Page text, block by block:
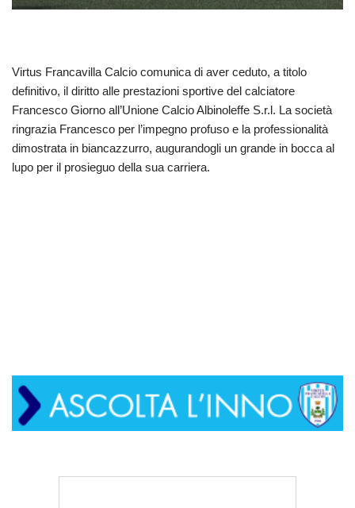
Virtus Francavilla Calcio comunica di aver ceduto, a titolo
definitivo, il diritto alle prestazioni sportive del calciatore
Francesco Giorno all’Unione Calcio Albinoleffe S.r.l. La società
ringrazia Francesco per l’impegno profuso e la professionalità
dimostrata in biancazzurro, augurandogli un grande in bocca al
lupo per il prosieguo della sua carriera.